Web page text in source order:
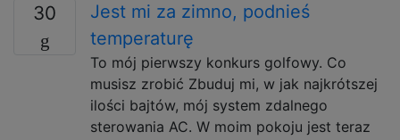
30
Jest mi za zimno, podnieś
temperaturę
To mój pierwszy konkurs golfowy. Co
musisz zrobić Zbuduj mi, w jak najkrótszej
ilości bajtów, mój system zdalnego
sterowania AC. W moim pokoju jest teraz